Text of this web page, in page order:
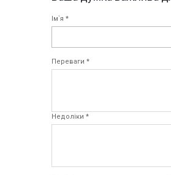
Ім`я *
Переваги *
Недоліки *